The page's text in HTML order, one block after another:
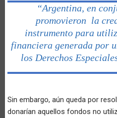
“Argentina, en
promovieron la
instrumento para
financiera generada por
los Derechos
Sin embargo, aún queda por
donarían aquellos fondos no